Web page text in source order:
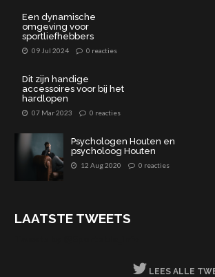
Een dynamische
omgeving voor
sportliefhebbers
09 Jul 2024 0 reacties
Dit zijn handige
accessoires voor bij het
hardlopen
07 Mar 2023 0 reacties
Psychologen Houten en
psycholoog Houten
12 Aug 2020 0 reacties
LAATSTE TWEETS
LEES ALLE